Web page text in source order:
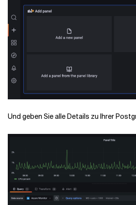
Und geben Sie alle Details zu Ihrer